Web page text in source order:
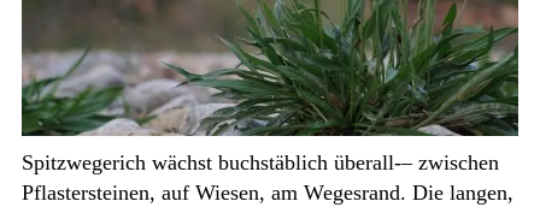
Spitzwegerich wächst buchstäblich überall-– zwischen
Pflastersteinen, auf Wiesen, am Wegesrand. Die langen,